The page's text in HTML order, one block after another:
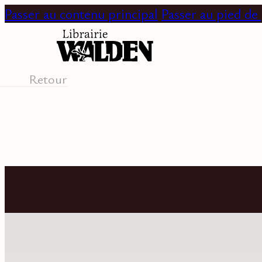
Passer au contenu principal Passer au pied de
Retour